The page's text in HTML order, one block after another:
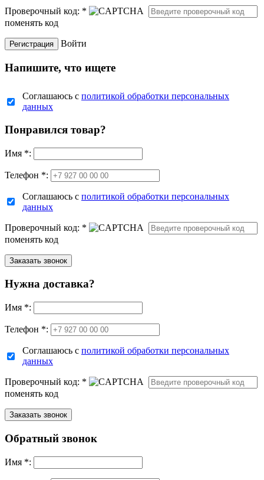
Проверочный код: *
поменять код
Войти
Напишите, что ищете
Соглашаюсь с политикой обработки персональных
данных
Понравился товар?
Имя *:
Телефон *:
Соглашаюсь с политикой обработки персональных
данных
Проверочный код: *
поменять код
Нужна доставка?
Имя *:
Телефон *:
Соглашаюсь с политикой обработки персональных
данных
Проверочный код: *
поменять код
Обратный звонок
Имя *: